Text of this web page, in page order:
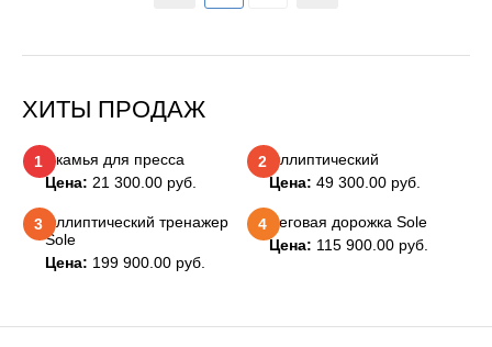
ХИТЫ ПРОДАЖ
1 Скамья для пресса
Цена: 21 300.00 руб.
2 Эллиптический
Цена: 49 300.00 руб.
3 Эллиптический тренажер
Sole
Цена: 199 900.00 руб.
4 Беговая дорожка Sole
Цена: 115 900.00 руб.